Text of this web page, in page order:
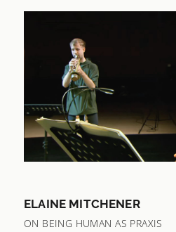
ELAINE MITCHENER
ON BEING HUMAN AS PRAXIS